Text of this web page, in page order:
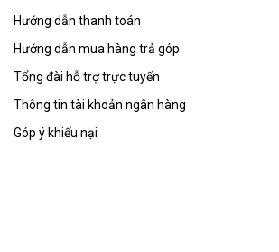
Hướng dẫn thanh toán
Hướng dẫn mua hàng trả góp
Tổng đài hỗ trợ trực tuyến
Thông tin tài khoản ngân hàng
Góp ý khiếu nại